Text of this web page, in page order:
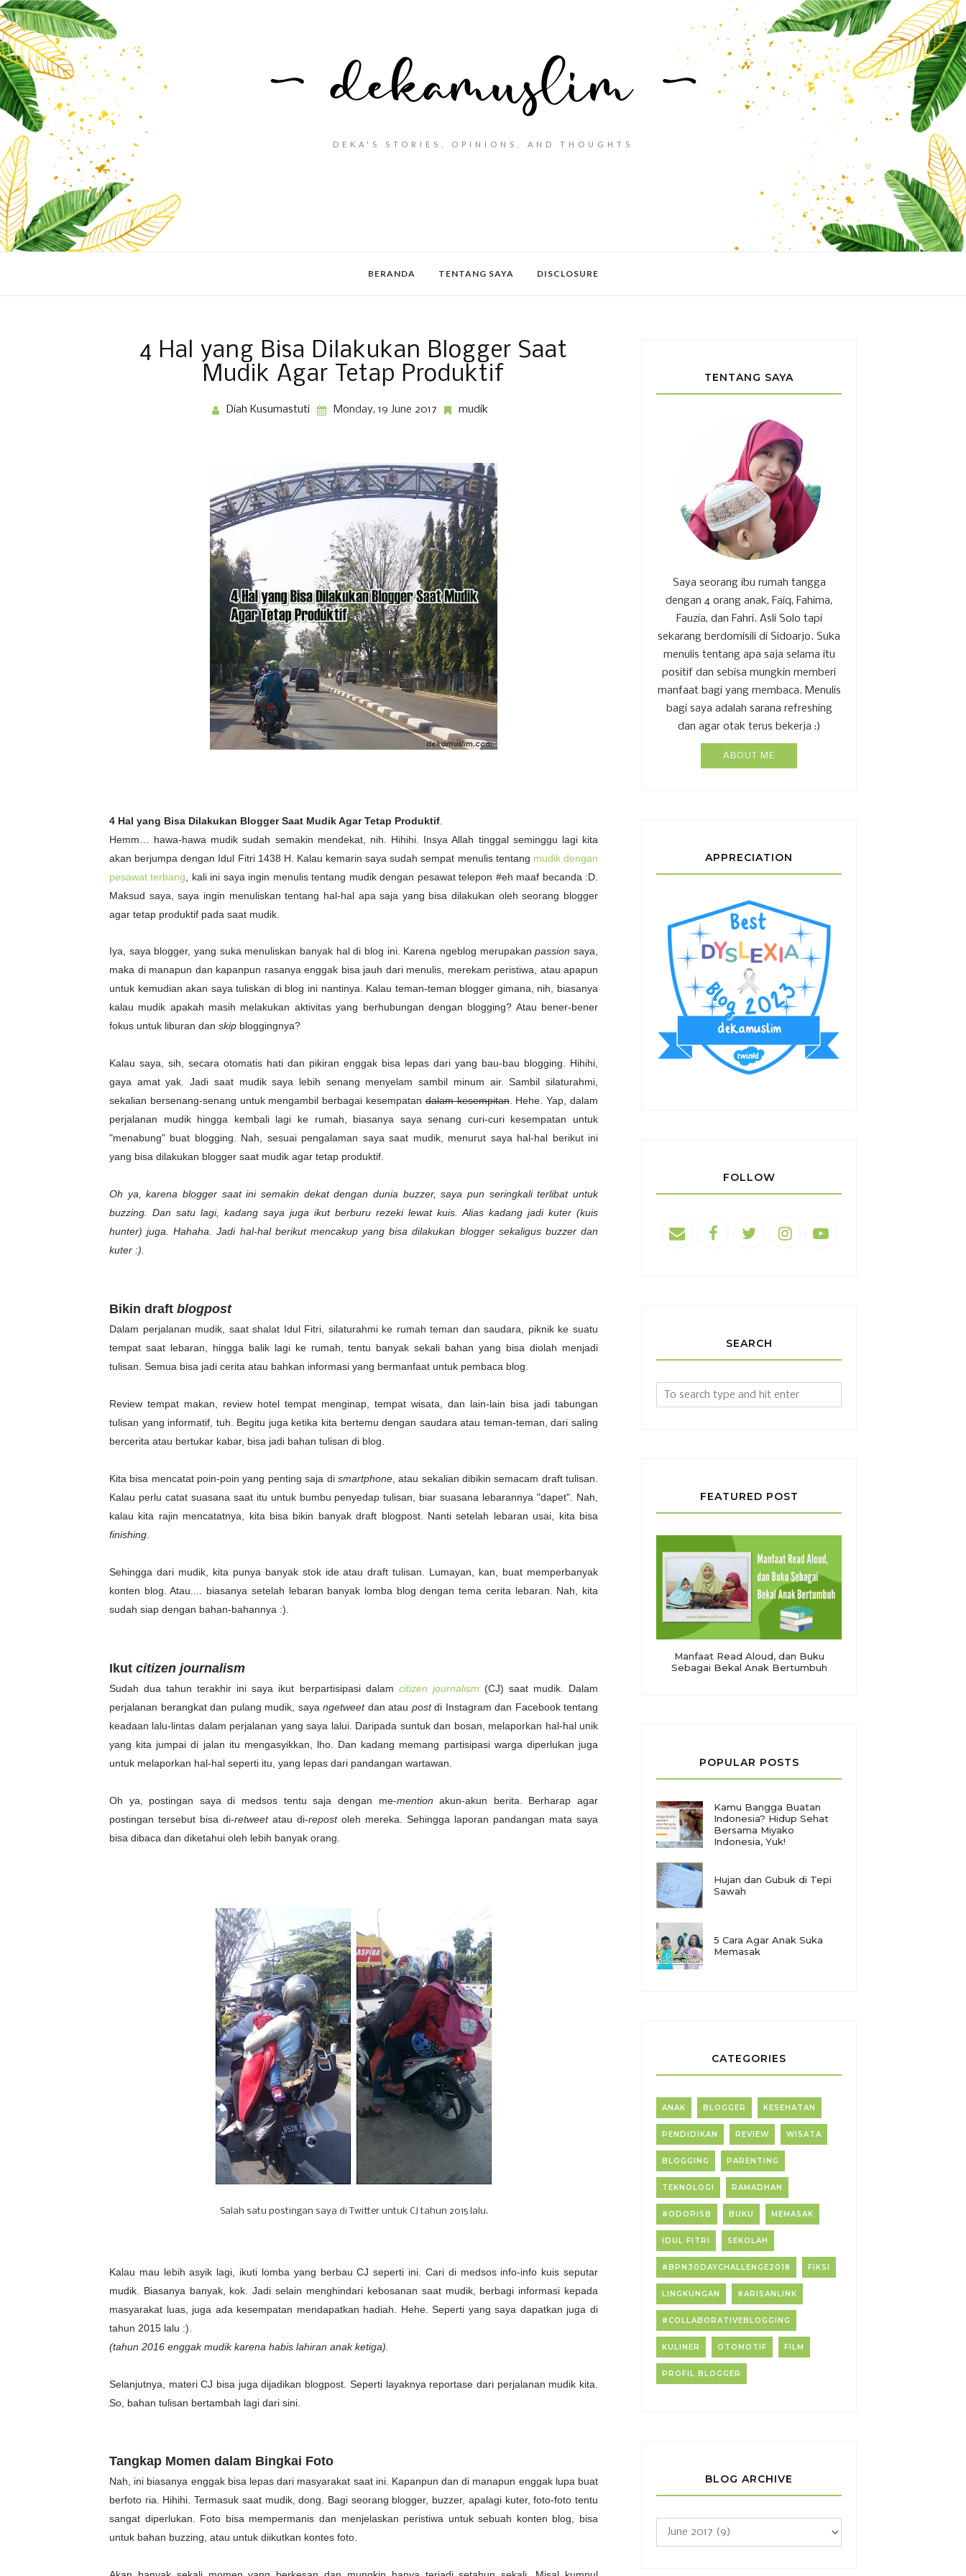
DEKA'S STORIES, OPINIONS, AND THOUGHTS
BERANDA TENTANG SAYA DISCLOSURE
4 Hal yang Bisa Dilakukan Blogger Saat
Mudik Agar Tetap Produktif
Diah Kusumastuti Monday, 19 June 2017 mudik
4 Hal yang Bisa Dilakukan Blogger Saat Mudik Agar Tetap Produktif
Hemm… hawa-hawa mudik sudah semakin mendekat, nih. Hihihi. Insya Allah tinggal seminggu lagi kita
akan berjumpa dengan Idul Fitri 1438 H. Kalau kemarin saya sudah sempat menulis tentang mudik dengan
pesawat terbang , kali ini saya ingin menulis tentang mudik dengan pesawat telepon #eh maaf becanda :D.
Maksud saya, saya ingin menuliskan tentang hal-hal apa saja yang bisa dilakukan oleh seorang blogger
agar tetap produktif pada saat mudik.
Iya, saya blogger, yang suka menuliskan banyak hal di blog ini. Karena ngeblog merupakanpassionsaya,
maka di manapun dan kapanpun rasanya enggak bisa jauh dari menulis, merekam peristiwa, atau apapun
untuk kemudian akan saya tuliskan di blog ini nantinya. Kalau teman-teman blogger gimana, nih, biasanya
kalau mudik apakah masih melakukan aktivitas yang berhubungan dengan blogging? Atau bener-bener
fokus untuk liburan dan skip bloggingnya?
Kalau saya, sih, secara otomatis hati dan pikiran enggak bisa lepas dari yang bau-bau blogging. Hihihi,
gaya amat yak. Jadi saat mudik saya lebih senang menyelam sambil minum air. Sambil silaturahmi,
sekalian bersenang-senang untuk mengambil berbagai kesempatandalam kesempitan. Hehe. Yap, dalam
perjalanan mudik hingga kembali lagi ke rumah, biasanya saya senang curi-curi kesempatan untuk
"menabung" buat blogging. Nah, sesuai pengalaman saya saat mudik, menurut saya hal-hal berikut ini
yang bisa dilakukan blogger saat mudik agar tetap produktif.
Oh ya, karena blogger saat ini semakin dekat dengan dunia buzzer, saya pun seringkali terlibat untuk
buzzing. Dan satu lagi, kadang saya juga ikut berburu rezeki lewat kuis. Alias kadang jadi kuter (kuis
hunter) juga. Hahaha. Jadi hal-hal berikut mencakup yang bisa dilakukan blogger sekaligus buzzer dan
kuter :).
Bikin draft blogpost
Dalam perjalanan mudik, saat shalat Idul Fitri, silaturahmi ke rumah teman dan saudara, piknik ke suatu
tempat saat lebaran, hingga balik lagi ke rumah, tentu banyak sekali bahan yang bisa diolah menjadi
tulisan. Semua bisa jadi cerita atau bahkan informasi yang bermanfaat untuk pembaca blog.
Review tempat makan, review hotel tempat menginap, tempat wisata, dan lain-lain bisa jadi tabungan
tulisan yang informatif, tuh. Begitu juga ketika kita bertemu dengan saudara atau teman-teman, dari saling
bercerita atau bertukar kabar, bisa jadi bahan tulisan di blog.
Kita bisa mencatat poin-poin yang penting saja di smartphone, atau sekalian dibikin semacam draft tulisan.
Kalau perlu catat suasana saat itu untuk bumbu penyedap tulisan, biar suasana lebarannya "dapet". Nah,
kalau kita rajin mencatatnya, kita bisa bikin banyak draft blogpost. Nanti setelah lebaran usai, kita bisa
finishing
Sehingga dari mudik, kita punya banyak stok ide atau draft tulisan. Lumayan, kan, buat memperbanyak
konten blog. Atau.... biasanya setelah lebaran banyak lomba blog dengan tema cerita lebaran. Nah, kita
sudah siap dengan bahan-bahannya :).
Ikut citizen journalism
Sudah dua tahun terakhir ini saya ikut berpartisipasi dalam citizen journalism (CJ) saat mudik. Dalam
perjalanan berangkat dan pulang mudik, saya ngetweet dan atau postdi Instagram dan Facebook tentang
keadaan lalu-lintas dalam perjalanan yang saya lalui. Daripada suntuk dan bosan, melaporkan hal-hal unik
yang kita jumpai di jalan itu mengasyikkan, lho. Dan kadang memang partisipasi warga diperlukan juga
untuk melaporkan hal-hal seperti itu, yang lepas dari pandangan wartawan.
Oh ya, postingan saya di medsos tentu saja dengan me-mentionakun-akun berita. Berharap agar
postingan tersebut bisa di-retweet atau di-repost oleh mereka. Sehingga laporan pandangan mata saya
bisa dibaca dan diketahui oleh lebih banyak orang.
Salah satu postingan saya di Twitter untuk CJ tahun 2015 lalu.
Kalau mau lebih asyik lagi, ikuti lomba yang berbau CJ seperti ini. Cari di medsos info-info kuis seputar
mudik. Biasanya banyak, kok. Jadi selain menghindari kebosanan saat mudik, berbagi informasi kepada
masyarakat luas, juga ada kesempatan mendapatkan hadiah. Hehe. Seperti yang saya dapatkan juga di
tahun 2015 lalu :).
(tahun 2016 enggak mudik karena habis lahiran anak ketiga).
Selanjutnya, materi CJ bisa juga dijadikan blogpost. Seperti layaknya reportase dari perjalanan mudik kita.
So, bahan tulisan bertambah lagi dari sini.
Tangkap Momen dalam Bingkai Foto
Nah, ini biasanya enggak bisa lepas dari masyarakat saat ini. Kapanpun dan di manapun enggak lupa buat
berfoto ria. Hihihi. Termasuk saat mudik, dong. Bagi seorang blogger, buzzer, apalagi kuter, foto-foto tentu
sangat diperlukan. Foto bisa mempermanis dan menjelaskan peristiwa untuk sebuah konten blog, bisa
untuk bahan buzzing, atau untuk diikutkan kontes foto.
TENTANG SAYA
Saya seorang ibu rumah tangga
dengan 4 orang anak, Faiq, Fahima,
Fauzia, dan Fahri. Asli Solo tapi
sekarang berdomisili di Sidoarjo. Suka
menulis tentang apa saja selama itu
positif dan sebisa mungkin memberi
manfaat bagi yang membaca. Menulis
bagi saya adalah sarana refreshing
dan agar otak terus bekerja :)
ABOUT ME
APPRECIATION
FOLLOW
SEARCH
FEATURED POST
Manfaat Read Aloud, dan Buku
Sebagai Bekal Anak Bertumbuh
POPULAR POSTS
Kamu Bangga Buatan
Indonesia? Hidup Sehat
Bersama Miyako
Indonesia, Yuk!
Hujan dan Gubuk di Tepi
Sawah
5 Cara Agar Anak Suka
Memasak
CATEGORIES
ANAK BLOGGER KESEHATAN
PENDIDIKAN REVIEW WISATA
BLOGGING PARENTING
TEKNOLOGI RAMADHAN
#ODOPISB BUKU MEMASAK
IDUL FITRI SEKOLAH
#BPN30DAYCHALLENGE2018 FIKSI
LINGKUNGAN #ARISANLINK
#COLLABORATIVEBLOGGING
KULINER OTOMOTIF FILM
PROFIL BLOGGER
BLOG ARCHIVE